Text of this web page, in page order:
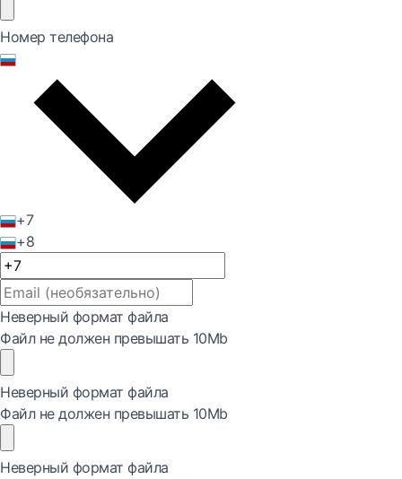
Номер телефона
+7
+8
Неверный формат файла
Файл не должен превышать 10Mb
Неверный формат файла
Файл не должен превышать 10Mb
Неверный формат файла